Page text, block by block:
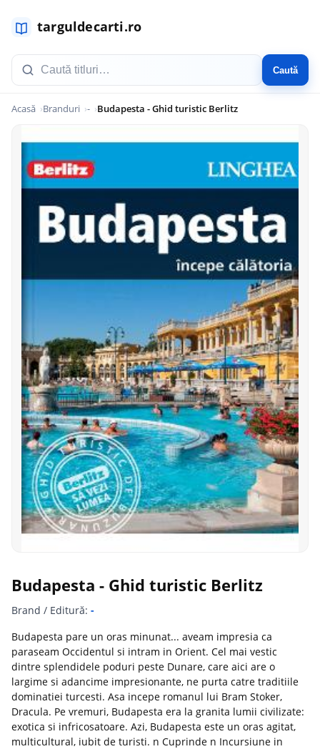
Caută
Acasă Branduri - Budapesta - Ghid turistic Berlitz
Budapesta - Ghid turistic Berlitz
Brand / Editură: -
Budapesta pare un oras minunat... aveam impresia ca
paraseam Occidentul si intram in Orient. Cel mai vestic
dintre splendidele poduri peste Dunare, care aici are o
largime si adancime impresionante, ne purta catre traditiile
dominatiei turcesti. Asa incepe romanul lui Bram Stoker,
Dracula. Pe vremuri, Budapesta era la granita lumii civilizate:
exotica si infricosatoare. Azi, Budapesta este un oras agitat,
multicultural, iubit de turisti. n Cuprinde n Incursiune in